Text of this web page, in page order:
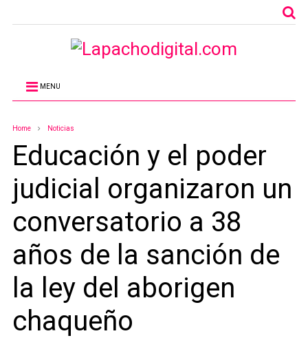
MENU
Home Noticias
Educación y el poder
judicial organizaron un
conversatorio a 38
años de la sanción de
la ley del aborigen
chaqueño